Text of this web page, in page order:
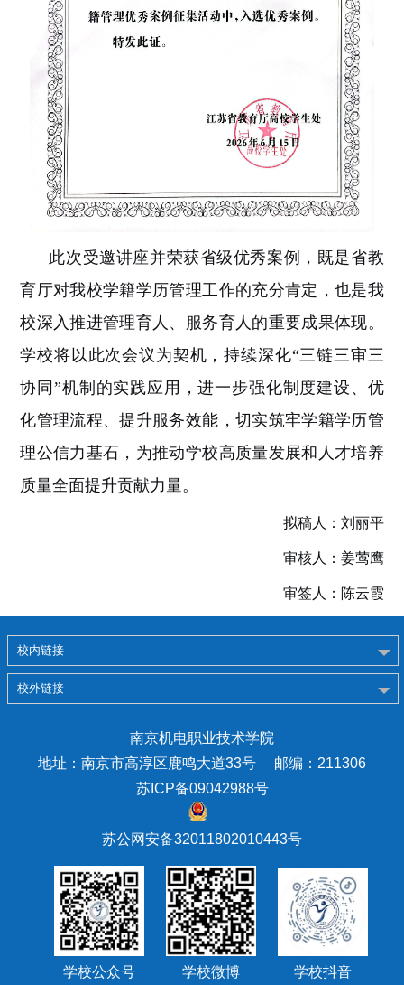
此次受邀讲座并荣获省级优秀案例，既是省教
育厅对我校学籍学历管理工作的充分肯定，也是我
校深入推进管理育人、服务育人的重要成果体现。
学校将以此次会议为契机，持续深化“三链三审三
协同”机制的实践应用，进一步强化制度建设、优
化管理流程、提升服务效能，切实筑牢学籍学历管
理公信力基石，为推动学校高质量发展和人才培养
质量全面提升贡献力量。
拟稿人：刘丽平
审核人：姜莺鹰
审签人：陈云霞
校内链接
校外链接
南京机电职业技术学院
地址：南京市高淳区鹿鸣大道33号 邮编：211306
苏ICP备09042988号
苏公网安备32011802010443号
学校公众号 学校微博 学校抖音